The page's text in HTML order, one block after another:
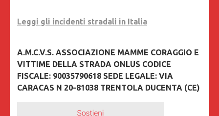
Leggi gli incidenti stradali in Italia
A.M.C.V.S. ASSOCIAZIONE MAMME CORAGGIO E
VITTIME DELLA STRADA ONLUS CODICE
FISCALE: 90035790618 SEDE LEGALE: VIA
CARACAS N 20-81038 TRENTOLA DUCENTA (CE)